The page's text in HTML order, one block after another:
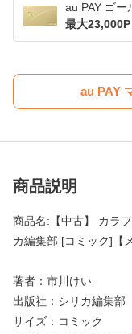
au PAY ゴー
最大
au PAY
商品説明
商品名:【中古】 カラ
カ編集部 [コミック]【
著者：市川けい
出版社：シリカ編集部
サイズ：コミック